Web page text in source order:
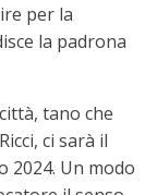
per la
la padrona
tano che
ci sarà il
2024. Un modo